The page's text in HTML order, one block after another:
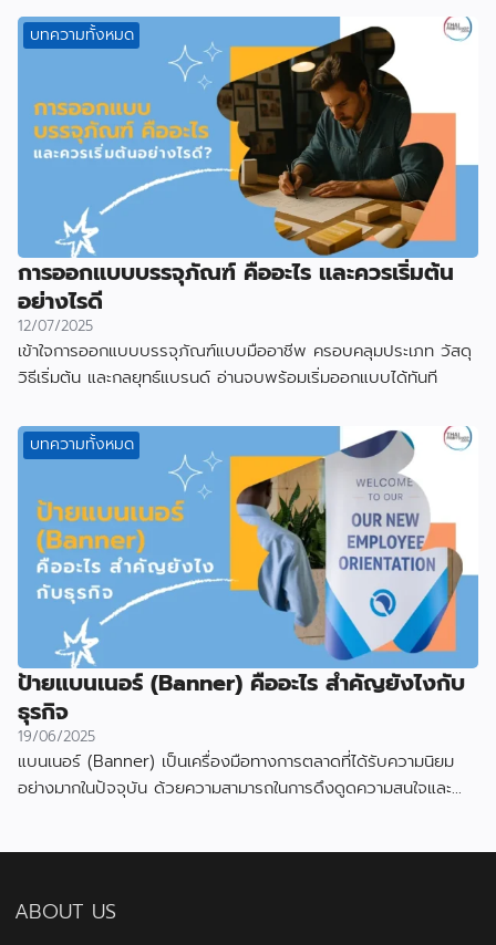
บทความทั้งหมด
การออกแบบบรรจุภัณฑ์ คืออะไร และควรเริ่มต้น
อย่างไรดี
12/07/2025
เข้าใจการออกแบบบรรจุภัณฑ์แบบมืออาชีพ ครอบคลุมประเภท วัสดุ
วิธีเริ่มต้น และกลยุทธ์แบรนด์ อ่านจบพร้อมเริ่มออกแบบได้ทันที
บทความทั้งหมด
ป้ายแบนเนอร์ (Banner) คืออะไร สำคัญยังไงกับ
ธุรกิจ
19/06/2025
แบนเนอร์ (Banner) เป็นเครื่องมือทางการตลาดที่ได้รับความนิยม
อย่างมากในปัจจุบัน ด้วยความสามารถในการดึงดูดความสนใจและ
ABOUT US